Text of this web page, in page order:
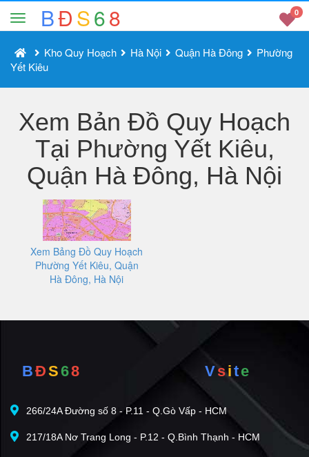
BĐS68 0
Kho Quy Hoạch Hà Nội Quận Hà Đông
Phường
Yết Kiêu
Xem Bản Đồ Quy Hoạch
Tại Phường Yết Kiêu,
Quận Hà Đông, Hà Nội
Xem Bảng Đồ Quy Hoạch
Phường Yết Kiêu, Quận
Hà Đông, Hà Nội
BĐS68 Vsite
266/24A Đường số 8 - P.11 - Q.Gò Vấp - HCM
217/18A Nơ Trang Long - P.12 - Q.Bình Thạnh - HCM